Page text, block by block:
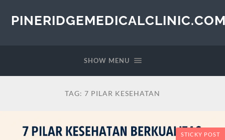
SHOW MENU
TAG: 7 PILAR KESEHATAN
STICKY POST